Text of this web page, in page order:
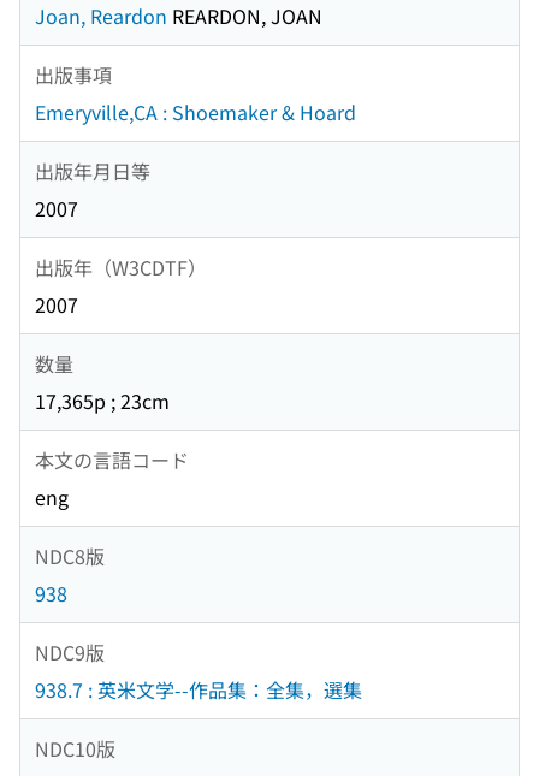
Joan, Reardon REARDON, JOAN
出版事項
Emeryville,CA : Shoemaker & Hoard
出版年月日等
2007
出版年（W3CDTF）
2007
数量
17,365p ; 23cm
本文の言語コード
eng
NDC8版
938
NDC9版
938.7 : 英米文学--作品集：全集，選集
NDC10版